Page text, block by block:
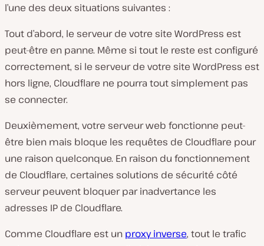
l’une des deux situations suivantes :
Tout d’abord, le serveur de votre site WordPress est
peut-être en panne. Même si tout le reste est configuré
correctement, si le serveur de votre site WordPress est
hors ligne, Cloudflare ne pourra tout simplement pas
se connecter.
Deuxièmement, votre serveur web fonctionne peut-
être bien mais bloque les requêtes de Cloudflare pour
une raison quelconque. En raison du fonctionnement
de Cloudflare, certaines solutions de sécurité côté
serveur peuvent bloquer par inadvertance les
adresses IP de Cloudflare.
Comme Cloudflare est un proxy inverse, tout le trafic